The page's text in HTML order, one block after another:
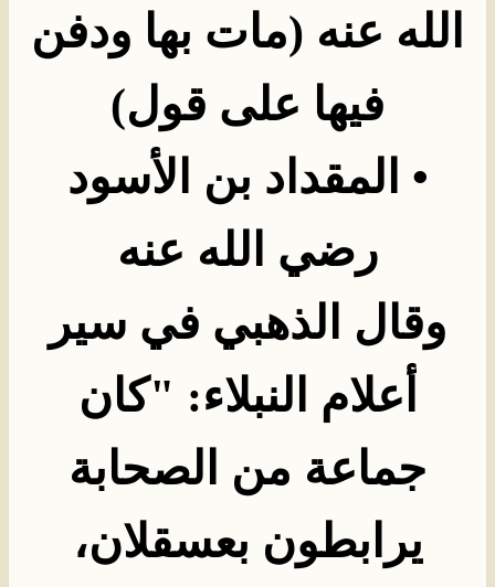
الله عنه (مات بها ودفن
فيها على قول)
• المقداد بن الأسود
رضي الله عنه
وقال الذهبي في سير
أعلام النبلاء: "كان
جماعة من الصحابة
يرابطون بعسقلان،